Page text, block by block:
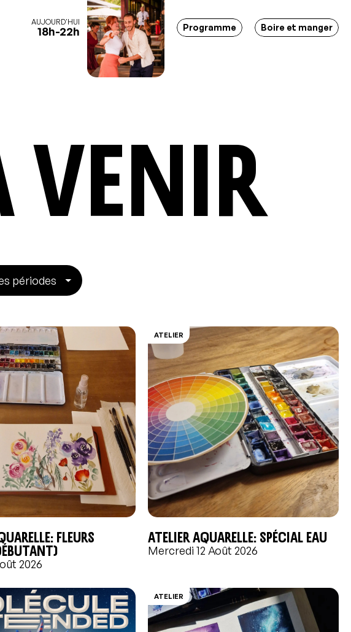
- Expositions - Soirées - Bar-restaurant - Lieu d'événements -
AUJOURD'HUI
18h-22h Programme Boire et manger
venir
Fleurs
2026
ATELIER
Atelier aquarelle: Spécial EAU
Mercredi 12 Août 2026
ATELIER